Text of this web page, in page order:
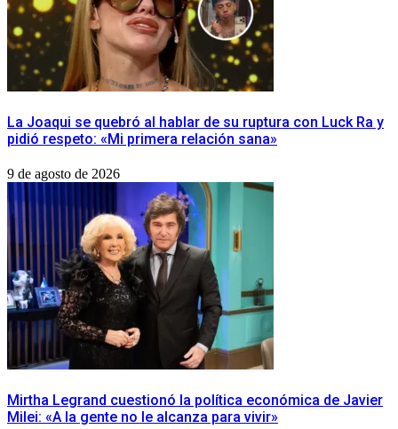
La Joaqui se quebró al hablar de su ruptura con Luck Ra y
pidió respeto: «Mi primera relación sana»
9 de agosto de 2026
Mirtha Legrand cuestionó la política económica de Javier
Milei: «A la gente no le alcanza para vivir»